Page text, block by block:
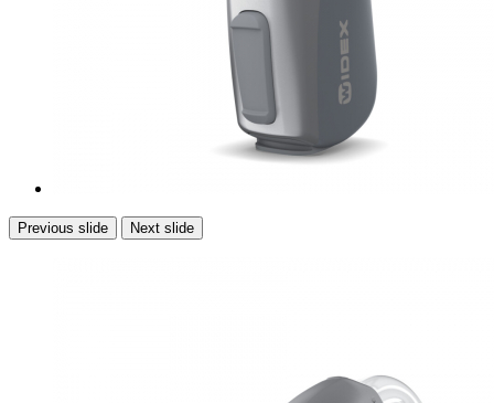
Previous slide Next slide